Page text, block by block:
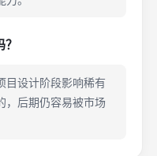
目设计阶段影响稀有
，后期仍容易被市场